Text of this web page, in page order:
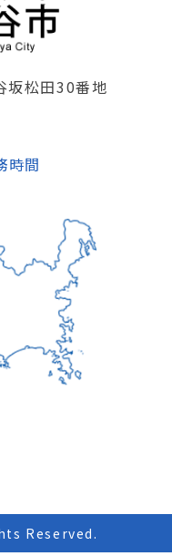
坂松田30番地
時間
Reserved.